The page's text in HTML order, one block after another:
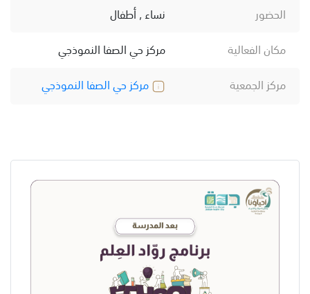
الحضور
نساء , أطفال
مكان الفعالية
مركز حي الصفا النموذجي
مركز الجمعية
مركز حي الصفا النموذجي